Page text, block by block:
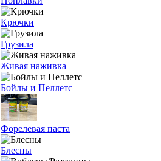
Крючки
Грузила
Живая наживка
Бойлы и Пеллетс
Форелевая паста
Блесны